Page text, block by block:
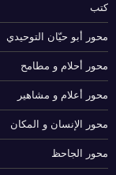
كتب
محور أبو حيّان التوحيدي
محور أحلام و مطامح
محور أعلام و مشاهير
محور الإنسان و المكان
محور الجاحظ